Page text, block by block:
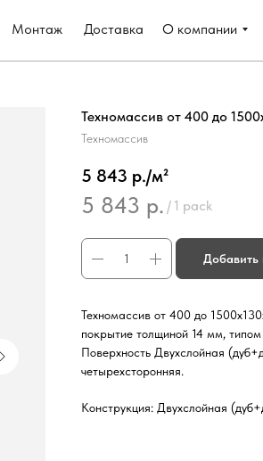
Монтаж Доставка О компании
Техномассив от 400 до
Техномассив
5 843 р./м²
5 843 р. / 1 pack
Добавить
Техномассив от 400 до
покрытие толщиной 14 мм,
Поверхность Двухслойная
четырехсторонняя.
Конструкция: Двухслойная